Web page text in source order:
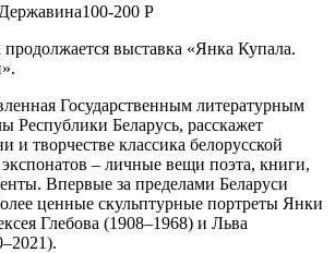
200 Р
выставка «Янка Купала.
Государственным литературным
Республики Беларусь, расскажет
и творчестве классика белорусской
– личные вещи поэта, книги,
Впервые за пределами Беларуси
ценные скульптурные портреты Янки
Глебова (1908–1968) и Льва